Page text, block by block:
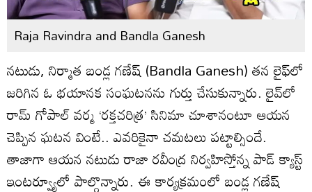
Raja Ravindra and Bandla Ganesh
నటుడు, నిర్మాత బండ్ల గణేష్ (Bandla Ganesh) తన లైఫ్‌లో
జరిగిన ఓ భయానక సంఘటనను గుర్తు చేసుకున్నారు. లైవ్‌లో
రామ్ గోపాల్ వర్మ ‘రక్తచరిత్ర’ సినిమా చూశానంటూ ఆయన
చెప్పిన ఘటన వింటే.. ఎవరికైనా చమటలు పట్టాల్సిందే.
తాజాగా ఆయన నటుడు రాజా రవీంద్ర నిర్వహిస్తోన్న పాడ్ క్యాస్ట్
ఇంటర్వ్యూలో పాల్గొన్నారు. ఈ కార్యక్రమంలో బండ్ల గణేష్